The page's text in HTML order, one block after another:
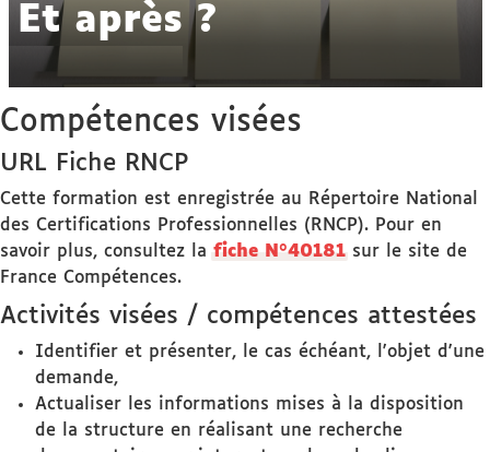
Et après ?
Compétences visées
URL Fiche RNCP
Cette formation est enregistrée au Répertoire National
des Certifications Professionnelles (RNCP). Pour en
savoir plus, consultez la fiche N°40181 sur le site de
France Compétences.
Activités visées / compétences attestées
Identifier et présenter, le cas échéant, l'objet d'une
demande,
Actualiser les informations mises à la disposition
de la structure en réalisant une recherche